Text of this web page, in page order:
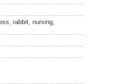
rabbit, nursing,